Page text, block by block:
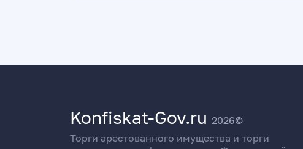
Konfiskat-Gov.ru 2026©
Торги арестованного имущества и торги